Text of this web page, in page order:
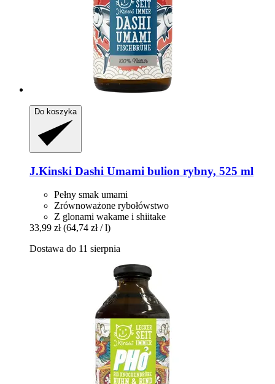
Do koszyka
J.Kinski Dashi Umami bulion rybny, 525 ml
Pełny smak umami
Zrównoważone rybołówstwo
Z glonami wakame i shiitake
33,99 zł (64,74 zł / l)
Dostawa do 11 sierpnia